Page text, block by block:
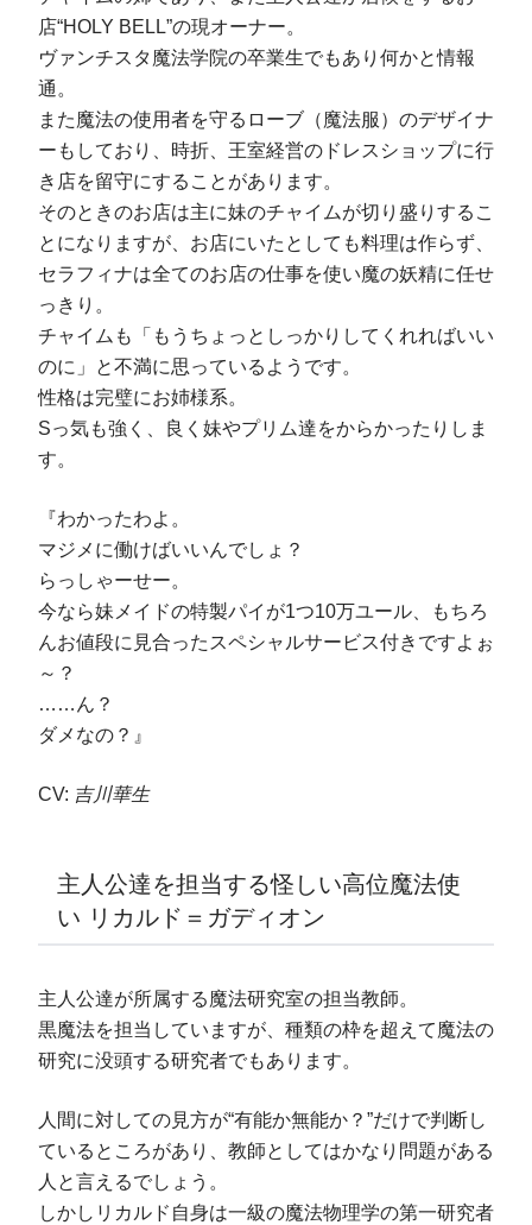
店“HOLY BELL”の現オーナー。
ヴァンチスタ魔法学院の卒業生でもあり何かと情報
通。
また魔法の使用者を守るローブ（魔法服）のデザイナ
ーもしており、時折、王室経営のドレスショップに行
き店を留守にすることがあります。
そのときのお店は主に妹のチャイムが切り盛りするこ
とになりますが、お店にいたとしても料理は作らず、
セラフィナは全てのお店の仕事を使い魔の妖精に任せ
っきり。
チャイムも「もうちょっとしっかりしてくれればいい
のに」と不満に思っているようです。
性格は完璧にお姉様系。
Sっ気も強く、良く妹やプリム達をからかったりしま
す。
『わかったわよ。
マジメに働けばいいんでしょ？
らっしゃーせー。
今なら妹メイドの特製パイが1つ10万ユール、もちろ
んお値段に見合ったスペシャルサービス付きですよぉ
～？
……ん？
ダメなの？』
CV: 吉川華生
主人公達を担当する怪しい高位魔法使
い リカルド＝ガディオン
主人公達が所属する魔法研究室の担当教師。
黒魔法を担当していますが、種類の枠を超えて魔法の
研究に没頭する研究者でもあります。
人間に対しての見方が“有能か無能か？”だけで判断し
ているところがあり、教師としてはかなり問題がある
人と言えるでしょう。
しかしリカルド自身は一級の魔法物理学の第一研究者